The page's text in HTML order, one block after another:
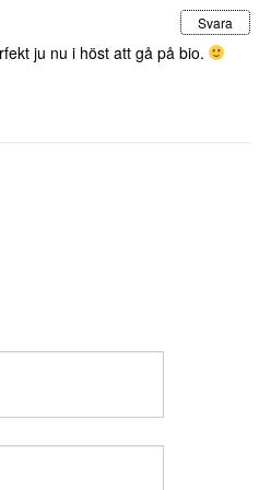
Svara
ju nu i höst att gå på bio.